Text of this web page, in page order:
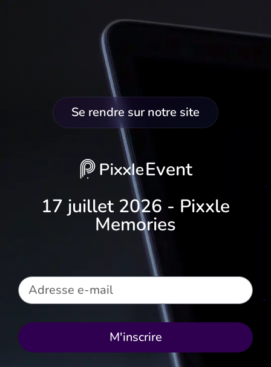
Pixxle Events - Nos événements pour
découvrir en avant-première nos
nouveautés !
Se rendre sur notre site
Event
17 juillet 2026 - Pixxle
Memories
M'inscrire